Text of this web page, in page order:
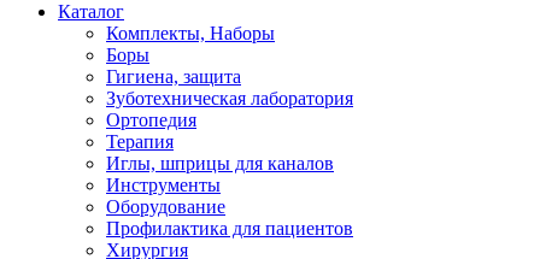
Каталог
Комплекты, Наборы
Боры
Гигиена, защита
Зуботехническая лаборатория
Ортопедия
Терапия
Иглы, шприцы для каналов
Инструменты
Оборудование
Профилактика для пациентов
Хирургия